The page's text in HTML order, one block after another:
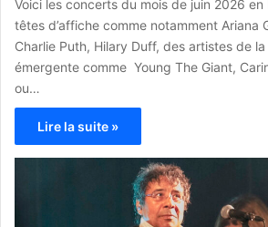
Voici les concerts du mois de juin 2026
têtes d’affiche comme notamment Ariana
Charlie Puth, Hilary Duff, des artistes de
émergente comme Young The Giant,
ou…
Lire la suite »